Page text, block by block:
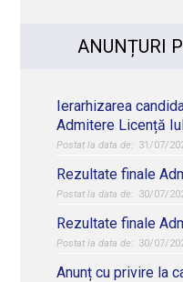
ANUNȚURI
Ierarhizarea
Admitere Licență
31/07/
Rezultate finale
30/07/
Rezultate finale
30/07/
Anunț cu privire la